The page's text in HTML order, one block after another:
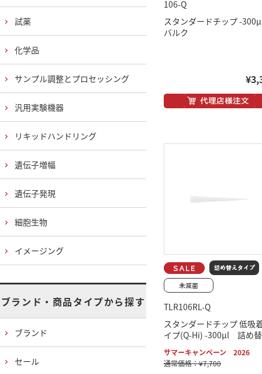
106-Q
スタンダードチップ -
バルク
TLR106RL-Q
スタンダードチップ 低吸
イプ(Q-Hi) -300μl 詰め
サマーキャンペーン 2026
通常価格：¥7,700
試薬
化学品
サンプル調整とプロセッシング
汎用実験機器
リキッドハンドリング
遺伝子増幅
遺伝子発現
細胞生物
イメージング
ブランド・商品タイプから探す
ブランド
セール